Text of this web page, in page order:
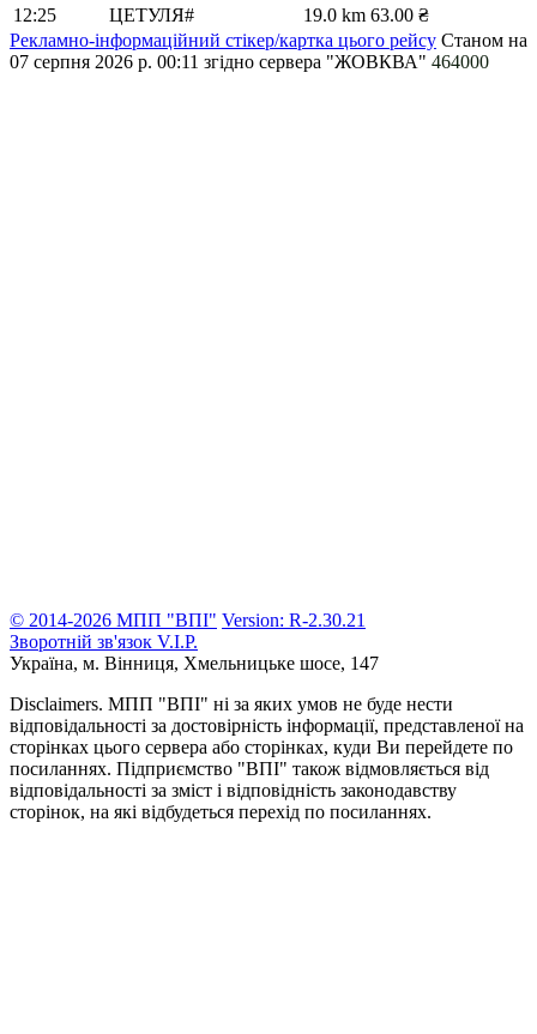
12:25
ЦЕТУЛЯ# 19.0 km 63.00 ₴
Рекламно-інформаційний стікер/картка цього рейсу Станом на
07 серпня 2026 р. 00:11 згідно сервера "ЖОВКВА" 464000
© 2014-2026 МПП "ВПІ" Version: R-2.30.21
Зворотній зв'язок V.I.P.
Україна, м. Вінниця, Хмельницьке шосе, 147
Disclaimers. МПП "ВПІ" ні за яких умов не буде нести
відповідальності за достовірність інформації, представленої на
сторінках цього сервера або сторінках, куди Ви перейдете по
посиланнях. Підприємство "ВПІ" також відмовляється від
відповідальності за зміст і відповідність законодавству
сторінок, на які відбудеться перехід по посиланнях.